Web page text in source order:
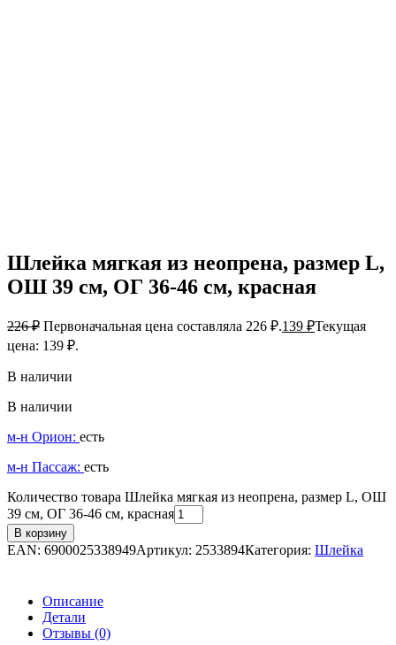
Шлейка мягкая из неопрена, размер L,
ОШ 39 см, ОГ 36-46 см, красная
226₽ Первоначальная цена составляла 226 ₽.139 ₽Текущая
цена: 139 ₽.
В наличии
В наличии
м-н Орион: есть
м-н Пассаж: есть
Количество товара Шлейка мягкая из неопрена, размер L, ОШ
39 см, ОГ 36-46 см, красная
В корзину
EAN: 6900025338949Артикул: 2533894Категория: Шлейка
Описание
Детали
Отзывы (0)